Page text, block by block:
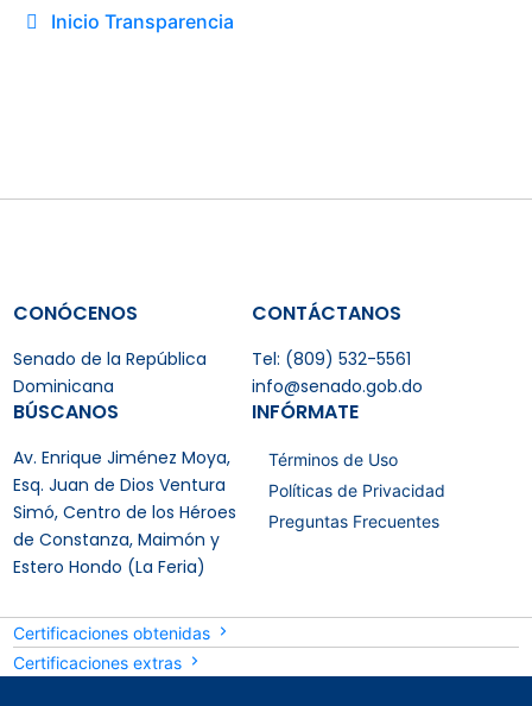
Inicio Transparencia
CONÓCENOS
Senado de la República
Dominicana
CONTÁCTANOS
Tel: (809) 532-5561
info@senado.gob.do
BÚSCANOS
Av. Enrique Jiménez Moya,
Esq. Juan de Dios Ventura
Simó, Centro de los Héroes
de Constanza, Maimón y
Estero Hondo (La Feria)
INFÓRMATE
Términos de Uso
Políticas de Privacidad
Preguntas Frecuentes
Certificaciones obtenidas
Certificaciones extras